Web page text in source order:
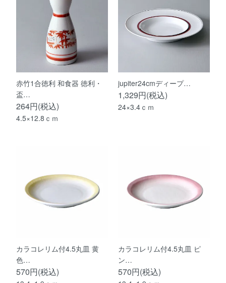
赤竹1合徳利 和食器 徳利・
盃…
264円(税込)
4.5×12.8ｃｍ
jupiter24cmディープ…
1,329円(税込)
24×3.4ｃｍ
カラコレリム付4.5丸皿 黄
色…
570円(税込)
カラコレリム付4.5丸皿 ピ
ン…
570円(税込)